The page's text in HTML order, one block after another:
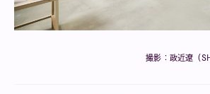
撮影：政近遼（